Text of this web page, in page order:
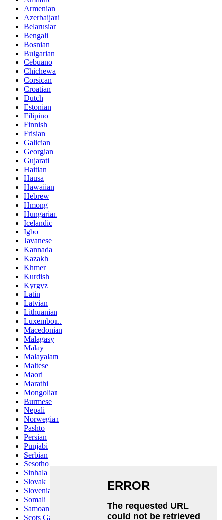
Armenian
Azerbaijani
Belarusian
Bengali
Bosnian
Bulgarian
Cebuano
Chichewa
Corsican
Croatian
Dutch
Estonian
Filipino
Finnish
Frisian
Galician
Georgian
Gujarati
Haitian
Hausa
Hawaiian
Hebrew
Hmong
Hungarian
Icelandic
Igbo
Javanese
Kannada
Kazakh
Khmer
Kurdish
Kyrgyz
Latin
Latvian
Lithuanian
Luxembou..
Macedonian
Malagasy
Malay
Malayalam
Maltese
Maori
Marathi
Mongolian
Burmese
Nepali
Norwegian
Pashto
Persian
Punjabi
Serbian
Sesotho
Sinhala
Slovak
Slovenian
Somali
Samoan
Scots Gaelic